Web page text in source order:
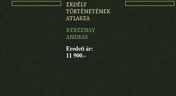
ERDÉLY
TÖRTÉNETÉNEK
ATLASZA
BEREZNAY
ANDRÁS
Eredeti ár:
11 900.-